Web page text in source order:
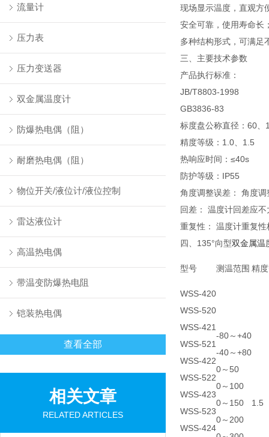
流量计
压力表
压力变送器
双金属温度计
防爆热电偶（阻）
耐磨热电偶（阻）
物位开关/液位计/液位控制
雷达液位计
高温热电偶
带温变防爆热电阻
铠装热电偶
查看全部
相关文章
RELATED ARTICLES
现场显示温度，直观方
安全可靠，使用寿命长
多种结构形式，可满足
三、主要技术参数
产品执行标准：
JB/T8803-1998
GB3836-83
标度盘公称直径：60、
精度等级：1.0、1.5
热响应时间：≤40s
防护等级：IP55
角度调整误差： 角度
回差： 温度计回差应
重复性： 温度计重复
四、135°向型双金属温
型号 测温范围 精
WSS-420
-80～+40
-40～+80
0～50
0～100
0～150
0～200
1.5
WSS-520
WSS-421
WSS-521
WSS-422
WSS-522
WSS-423
WSS-523
WSS-424